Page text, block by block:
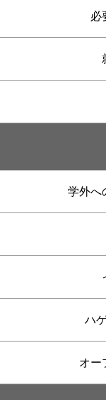
必
学外へ
ハ
オー